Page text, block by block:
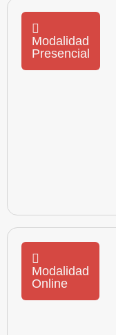
Modalidad
Presencial
Modalidad
Online